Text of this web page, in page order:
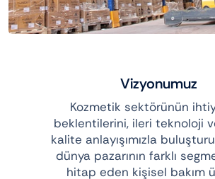
Vizyonumuz
Kozmetik sektörünün
beklentilerini, ileri teknoloji
kalite anlayışımızla
dünya pazarının farklı
hitap eden kişisel bakım